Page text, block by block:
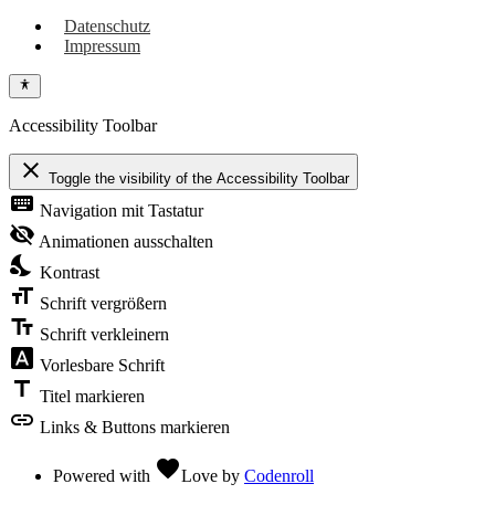
Datenschutz
Impressum
Accessibility Toolbar
close Toggle the visibility of the Accessibility Toolbar
keyboard Navigation mit Tastatur
visibility_off Animationen ausschalten
nights_stay Kontrast
format_size Schrift vergrößern
text_fields Schrift verkleinern
font_download Vorlesbare Schrift
title Titel markieren
link Links & Buttons markieren
Powered with favoriteLove by Codenroll